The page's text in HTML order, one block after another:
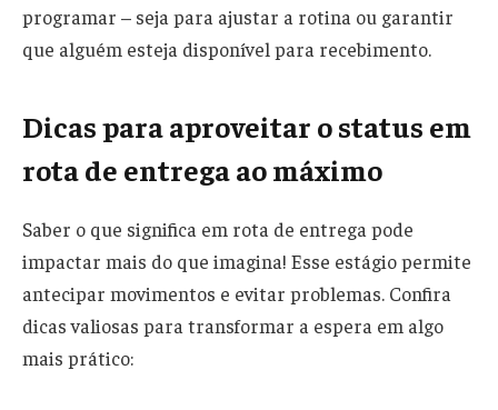
programar – seja para ajustar a rotina ou garantir
que alguém esteja disponível para recebimento.
Dicas para aproveitar o status em
rota de entrega ao máximo
Saber o que significa em rota de entrega pode
impactar mais do que imagina! Esse estágio permite
antecipar movimentos e evitar problemas. Confira
dicas valiosas para transformar a espera em algo
mais prático: